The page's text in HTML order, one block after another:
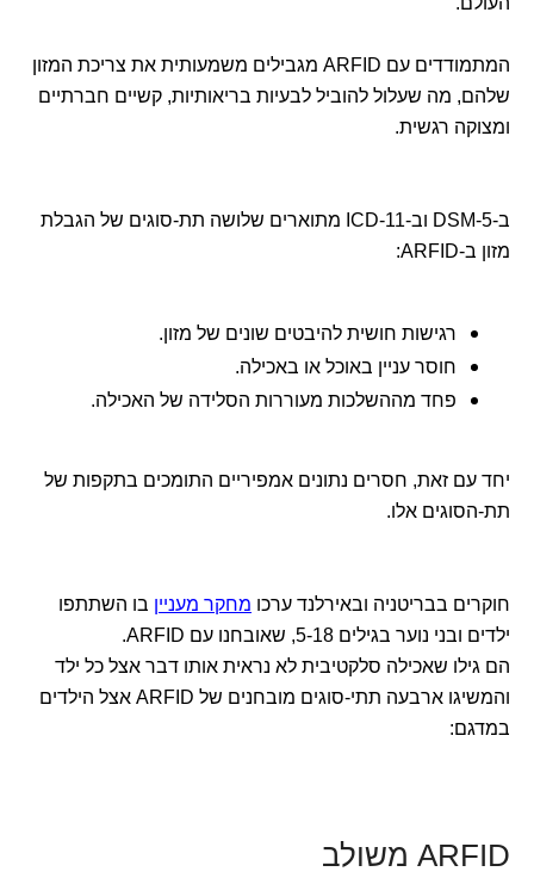
המתמודדים עם ARFID מגבילים משמעותית את צריכת המזון
שלהם, מה שעלול להוביל לבעיות בריאותיות, קשיים חברתיים
ומצוקה רגשית.
ב-DSM-5 וב-ICD-11 מתוארים שלושה תת-סוגים של הגבלת
מזון ב-ARFID:
רגישות חושית להיבטים שונים של מזון.
חוסר עניין באוכל או באכילה.
פחד מההשלכות מעוררות הסלידה של האכילה.
יחד עם זאת, חסרים נתונים אמפיריים התומכים בתקפות של
תת-הסוגים אלו.
חוקרים בבריטניה ובאירלנד ערכו מחקר מעניין בו השתתפו
ילדים ובני נוער בגילים 5-18, שאובחנו עם ARFID.
הם גילו שאכילה סלקטיבית לא נראית אותו דבר אצל כל ילד
והמשיגו ארבעה תתי-סוגים מובחנים של ARFID אצל הילדים
במדגם:
ARFID משולב